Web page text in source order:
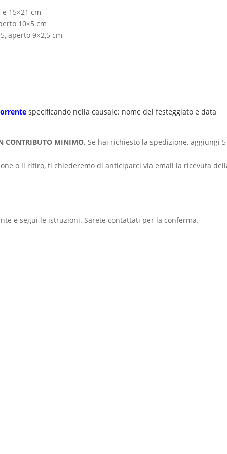
15×21 cm
10×5 cm
aperto 9×2,5 cm
specificando nella causale: nome del festeggiato e data
CONTRIBUTO MINIMO. Se hai richiesto la spedizione, aggiungi
o il ritiro, ti chiederemo di anticiparci via email la ricevuta
e segui le istruzioni. Sarete contattati per la conferma.